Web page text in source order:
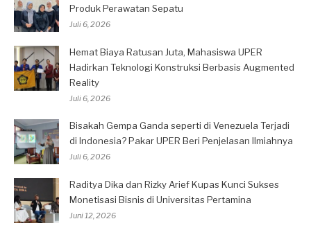
Produk Perawatan Sepatu
Juli 6, 2026
Hemat Biaya Ratusan Juta, Mahasiswa UPER
Hadirkan Teknologi Konstruksi Berbasis Augmented
Reality
Juli 6, 2026
Bisakah Gempa Ganda seperti di Venezuela Terjadi
di Indonesia? Pakar UPER Beri Penjelasan Ilmiahnya
Juli 6, 2026
Raditya Dika dan Rizky Arief Kupas Kunci Sukses
Monetisasi Bisnis di Universitas Pertamina
Juni 12, 2026